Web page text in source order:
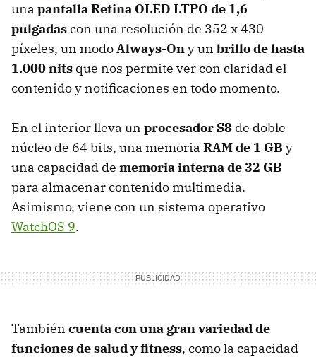
una pantalla Retina OLED LTPO de 1,6
pulgadascon una resolución de 352 x 430
píxeles, un modoAlways-Ony un brillo de hasta
1.000 nits que nos permite ver con claridad el
contenido y notificaciones en todo momento.
En el interior lleva un procesador S8 de doble
núcleo de 64 bits, una memoria RAM de 1 GB y
una capacidad de memoria interna de 32 GB
para almacenar contenido multimedia.
Asimismo, viene con un sistema operativo
WatchOS 9.
También cuenta con una gran variedad de
funciones de salud y fitness, como la capacidad